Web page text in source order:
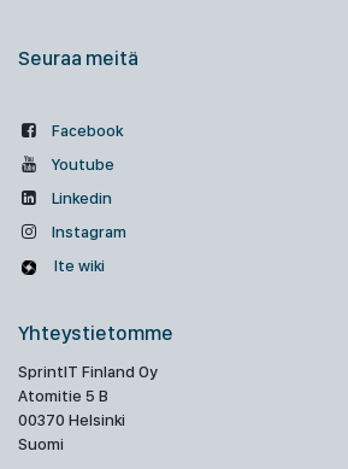
Seuraa meitä
Facebook
Youtube
Linkedin
Instagram
Ite wiki
Yhteystietomme
SprintIT Finland Oy
Atomitie 5 B
00370 Helsinki
Suomi